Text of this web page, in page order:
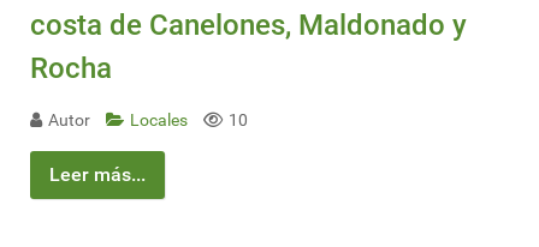
costa de Canelones, Maldonado y
Rocha
Autor Locales 10
Leer más...